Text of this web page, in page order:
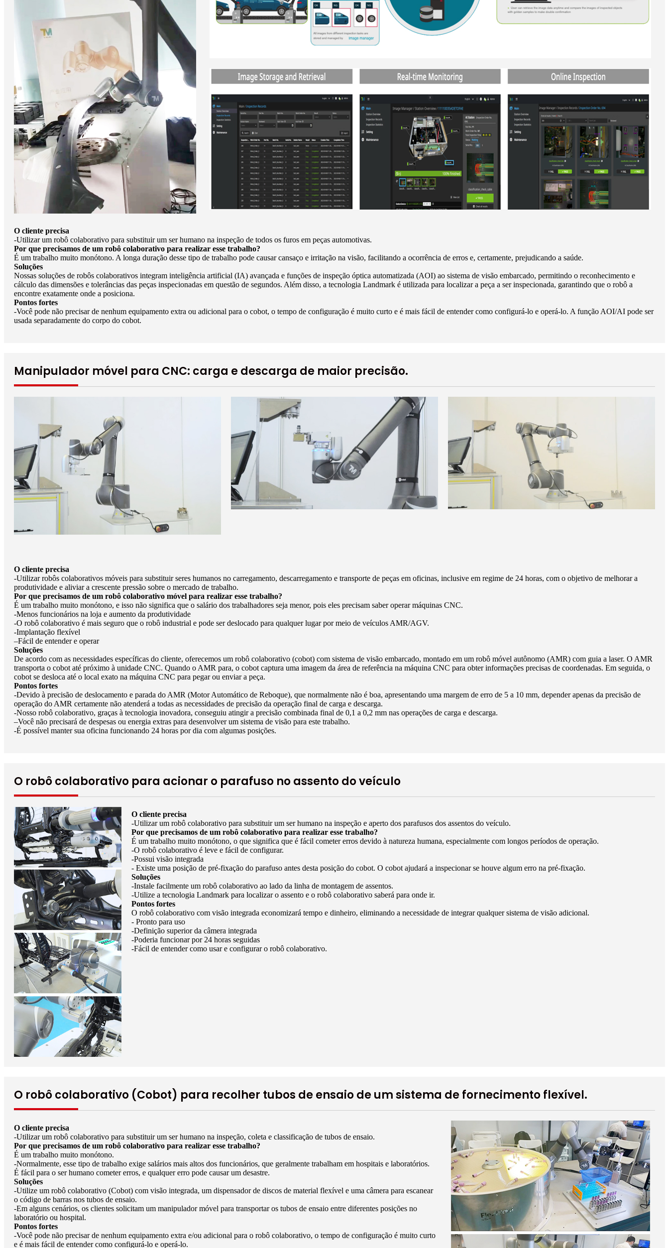
O cliente precisa
-Utilizar um robô colaborativo para substituir um ser humano na inspeção de todos os furos em peças automotivas.
Por que precisamos de um robô colaborativo para realizar esse trabalho?
É um trabalho muito monótono. A longa duração desse tipo de trabalho pode causar cansaço e irritação na visão, facilitando a ocorrência de erros e, certamente, prejudicando a saúde.
Soluções
Nossas soluções de robôs colaborativos integram inteligência artificial (IA) avançada e funções de inspeção óptica automatizada (AOI) ao sistema de visão embarcado, permitindo o reconhecimento e
cálculo das dimensões e tolerâncias das peças inspecionadas em questão de segundos. Além disso, a tecnologia Landmark é utilizada para localizar a peça a ser inspecionada, garantindo que o robô a
encontre exatamente onde a posiciona.
Pontos fortes
-Você pode não precisar de nenhum equipamento extra ou adicional para o cobot, o tempo de configuração é muito curto e é mais fácil de entender como configurá-lo e operá-lo. A função AOI/AI pode ser
usada separadamente do corpo do cobot.
Manipulador móvel para CNC: carga e descarga de maior precisão.
O cliente precisa
-Utilizar robôs colaborativos móveis para substituir seres humanos no carregamento, descarregamento e transporte de peças em oficinas, inclusive em regime de 24 horas, com o objetivo de melhorar a
produtividade e aliviar a crescente pressão sobre o mercado de trabalho.
Por que precisamos de um robô colaborativo móvel para realizar esse trabalho?
É um trabalho muito monótono, e isso não significa que o salário dos trabalhadores seja menor, pois eles precisam saber operar máquinas CNC.
-Menos funcionários na loja e aumento da produtividade
-O robô colaborativo é mais seguro que o robô industrial e pode ser deslocado para qualquer lugar por meio de veículos AMR/AGV.
-Implantação flexível
–Fácil de entender e operar
Soluções
De acordo com as necessidades específicas do cliente, oferecemos um robô colaborativo (cobot) com sistema de visão embarcado, montado em um robô móvel autônomo (AMR) com guia a laser. O AMR
transporta o cobot até próximo à unidade CNC. Quando o AMR para, o cobot captura uma imagem da área de referência na máquina CNC para obter informações precisas de coordenadas. Em seguida, o
cobot se desloca até o local exato na máquina CNC para pegar ou enviar a peça.
Pontos fortes
-Devido à precisão de deslocamento e parada do AMR (Motor Automático de Reboque), que normalmente não é boa, apresentando uma margem de erro de 5 a 10 mm, depender apenas da precisão de
operação do AMR certamente não atenderá a todas as necessidades de precisão da operação final de carga e descarga.
-Nosso robô colaborativo, graças à tecnologia inovadora, conseguiu atingir a precisão combinada final de 0,1 a 0,2 mm nas operações de carga e descarga.
–Você não precisará de despesas ou energia extras para desenvolver um sistema de visão para este trabalho.
-É possível manter sua oficina funcionando 24 horas por dia com algumas posições.
O robô colaborativo para acionar o parafuso no assento do veículo
O cliente precisa
-Utilizar um robô colaborativo para substituir um ser humano na inspeção e aperto dos parafusos dos assentos do veículo.
Por que precisamos de um robô colaborativo para realizar esse trabalho?
É um trabalho muito monótono, o que significa que é fácil cometer erros devido à natureza humana, especialmente com longos períodos de operação.
-O robô colaborativo é leve e fácil de configurar.
-Possui visão integrada
- Existe uma posição de pré-fixação do parafuso antes desta posição do cobot. O cobot ajudará a inspecionar se houve algum erro na pré-fixação.
Soluções
-Instale facilmente um robô colaborativo ao lado da linha de montagem de assentos.
-Utilize a tecnologia Landmark para localizar o assento e o robô colaborativo saberá para onde ir.
Pontos fortes
O robô colaborativo com visão integrada economizará tempo e dinheiro, eliminando a necessidade de integrar qualquer sistema de visão adicional.
- Pronto para uso
-Definição superior da câmera integrada
-Poderia funcionar por 24 horas seguidas
-Fácil de entender como usar e configurar o robô colaborativo.
O robô colaborativo (Cobot) para recolher tubos de ensaio de um sistema de fornecimento flexível.
O cliente precisa
-Utilizar um robô colaborativo para substituir um ser humano na inspeção, coleta e classificação de tubos de ensaio.
Por que precisamos de um robô colaborativo para realizar esse trabalho?
É um trabalho muito monótono.
-Normalmente, esse tipo de trabalho exige salários mais altos dos funcionários, que geralmente trabalham em hospitais e laboratórios.
É fácil para o ser humano cometer erros, e qualquer erro pode causar um desastre.
Soluções
-Utilize um robô colaborativo (Cobot) com visão integrada, um dispensador de discos de material flexível e uma câmera para escanear
o código de barras nos tubos de ensaio.
-Em alguns cenários, os clientes solicitam um manipulador móvel para transportar os tubos de ensaio entre diferentes posições no
laboratório ou hospital.
Pontos fortes
-Você pode não precisar de nenhum equipamento extra e/ou adicional para o robô colaborativo, o tempo de configuração é muito curto
e é mais fácil de entender como configurá-lo e operá-lo.